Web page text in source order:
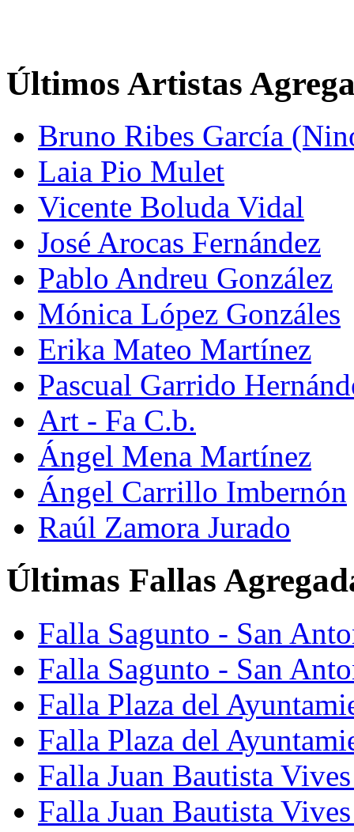
Últimos Artistas
Bruno Ribes García
Laia Pio Mulet
Vicente Boluda Vidal
José Arocas Fernández
Pablo Andreu González
Mónica López Gonzáles
Erika Mateo Martínez
Pascual Garrido
Art - Fa C.b.
Ángel Mena Martínez
Ángel Carrillo Imbernón
Raúl Zamora Jurado
Últimas Fallas
Falla Sagunto - San
Falla Sagunto - San
Falla Plaza del
Falla Plaza del
Falla Juan Bautista
Falla Juan Bautista